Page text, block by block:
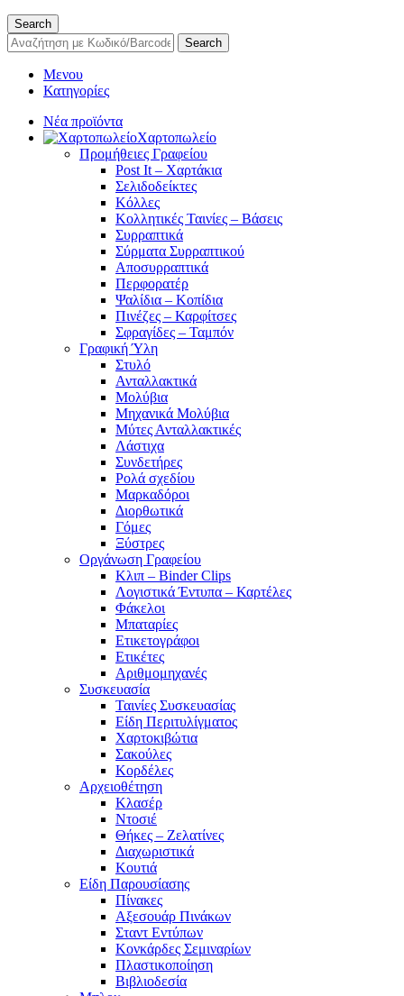
Search
Search
Μενου
Κατηγορίες
Νέα προϊόντα
Χαρτοπωλείο
Προμήθειες Γραφείου
Post It – Χαρτάκια
Σελιδοδείκτες
Κόλλες
Κολλητικές Ταινίες – Βάσεις
Συρραπτικά
Σύρματα Συρραπτικού
Αποσυρραπτικά
Περφορατέρ
Ψαλίδια – Κοπίδια
Πινέζες – Καρφίτσες
Σφραγίδες – Ταμπόν
Γραφική Ύλη
Στυλό
Ανταλλακτικά
Μολύβια
Μηχανικά Μολύβια
Μύτες Ανταλλακτικές
Λάστιχα
Συνδετήρες
Ρολά σχεδίου
Μαρκαδόροι
Διορθωτικά
Γόμες
Ξύστρες
Οργάνωση Γραφείου
Κλιπ – Binder Clips
Λογιστικά Έντυπα – Καρτέλες
Φάκελοι
Μπαταρίες
Ετικετογράφοι
Ετικέτες
Αριθμομηχανές
Συσκευασία
Ταινίες Συσκευασίας
Είδη Περιτυλίγματος
Χαρτοκιβώτια
Σακούλες
Κορδέλες
Αρχειοθέτηση
Κλασέρ
Ντοσιέ
Θήκες – Ζελατίνες
Διαχωριστικά
Κουτιά
Είδη Παρουσίασης
Πίνακες
Αξεσουάρ Πινάκων
Σταντ Εντύπων
Κονκάρδες Σεμιναρίων
Πλαστικοποίηση
Βιβλιοδεσία